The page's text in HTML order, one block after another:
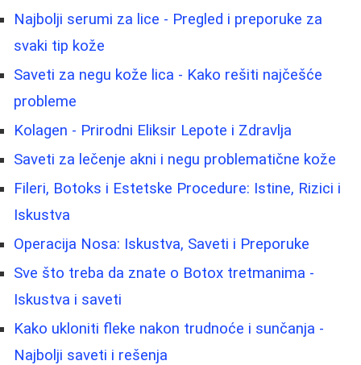
Najbolji serumi za lice - Pregled i preporuke za
svaki tip kože
Saveti za negu kože lica - Kako rešiti najčešće
probleme
Kolagen - Prirodni Eliksir Lepote i Zdravlja
Saveti za lečenje akni i negu problematične kože
Fileri, Botoks i Estetske Procedure: Istine, Rizici i
Iskustva
Operacija Nosa: Iskustva, Saveti i Preporuke
Sve što treba da znate o Botox tretmanima -
Iskustva i saveti
Kako ukloniti fleke nakon trudnoće i sunčanja -
Najbolji saveti i rešenja